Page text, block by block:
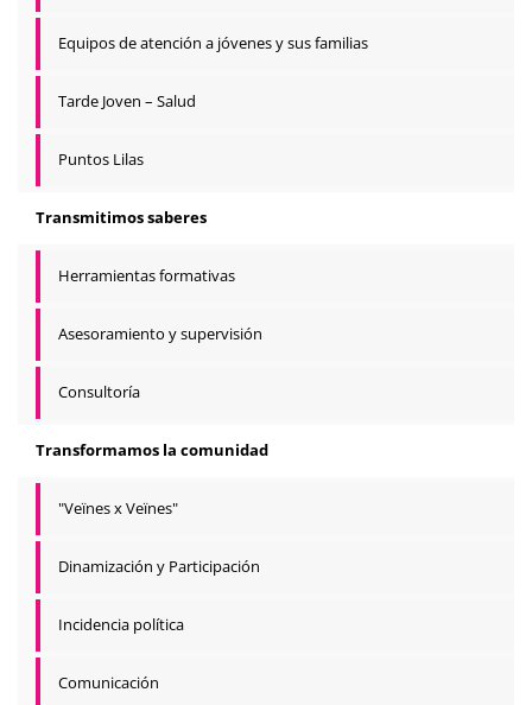
Equipos de atención a jóvenes y sus familias
Tarde Joven – Salud
Puntos Lilas
Transmitimos saberes
Herramientas formativas
Asesoramiento y supervisión
Consultoría
Transformamos la comunidad
"Veïnes x Veïnes"
Dinamización y Participación
Incidencia política
Comunicación